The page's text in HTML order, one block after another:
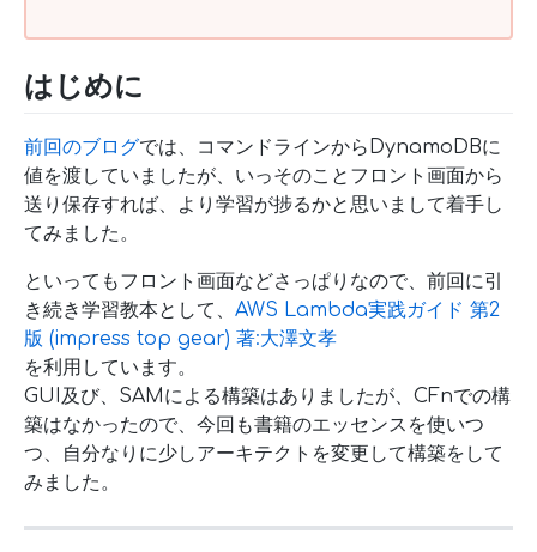
はじめに
前回のブログでは、コマンドラインからDynamoDBに
値を渡していましたが、いっそのことフロント画面から
送り保存すれば、より学習が捗るかと思いまして着手し
てみました。
といってもフロント画面などさっぱりなので、前回に引
き続き学習教本として、 AWS Lambda実践ガイド 第2
版 (impress top gear) 著:大澤文孝
を利用しています。
GUI及び、SAMによる構築はありましたが、CFnでの構
築はなかったので、今回も書籍のエッセンスを使いつ
つ、自分なりに少しアーキテクトを変更して構築をして
みました。